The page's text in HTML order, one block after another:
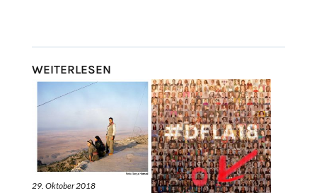
WEITERLESEN
29. Oktober 2018